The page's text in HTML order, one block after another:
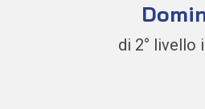
di 2° livello